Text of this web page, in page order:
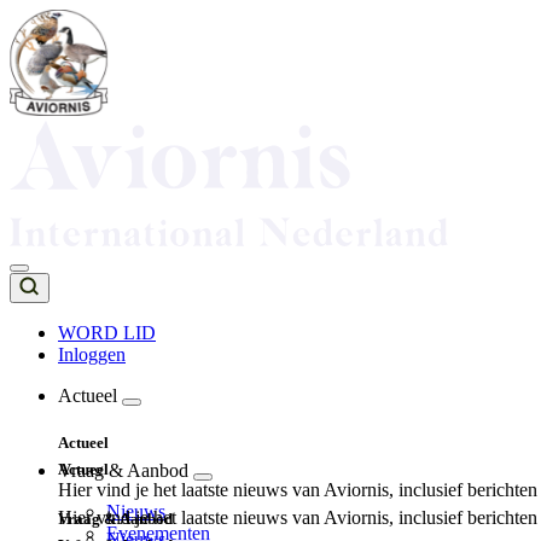
Overslaan
en
naar
de
inhoud
Top
navigation
WORD LID
Inloggen
navigation
Actueel
Actueel
Hier vind je het laatste nieuws van Aviornis, inclusief
Nieuws
Evenementen
Actueel
Hier vind je het laatste nieuws van Aviornis, inclusief
Vraag & Aanbod
Vraag & Aanbod